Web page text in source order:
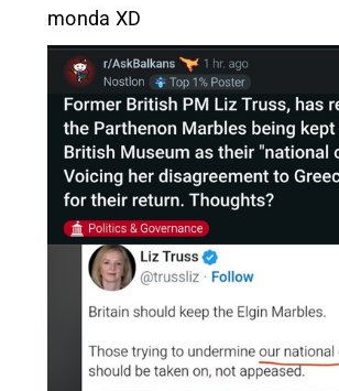
monda XD